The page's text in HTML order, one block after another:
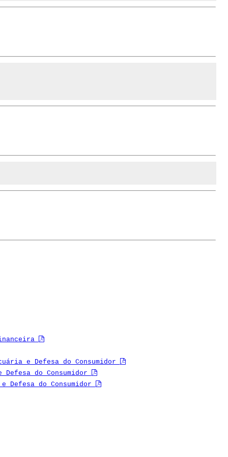
e Defesa do Consumidor
do Consumidor
Defesa do Consumidor